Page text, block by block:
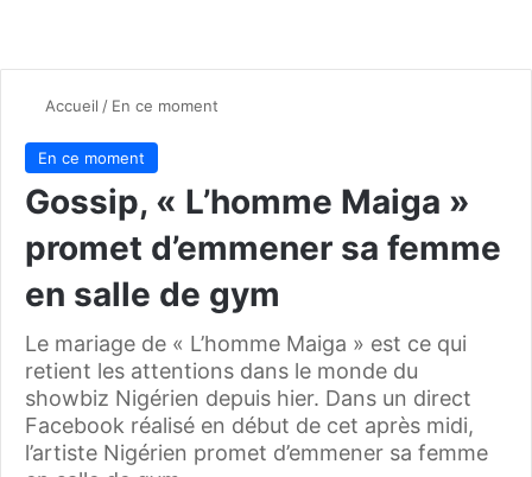
Accueil / En ce moment
En ce moment
Gossip, « L’homme Maiga »
promet d’emmener sa femme
en salle de gym
Le mariage de « L’homme Maiga » est ce qui
retient les attentions dans le monde du
showbiz Nigérien depuis hier. Dans un direct
Facebook réalisé en début de cet après midi,
l’artiste Nigérien promet d’emmener sa femme